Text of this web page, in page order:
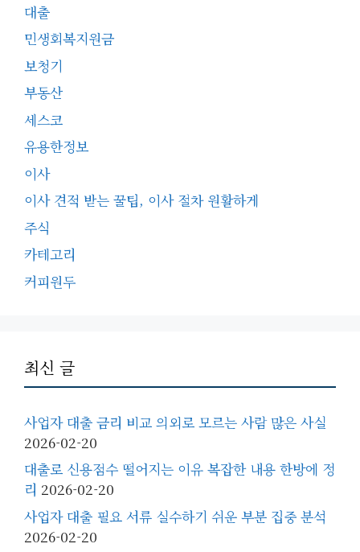
대출
민생회복지원금
보청기
부동산
세스코
유용한정보
이사
이사 견적 받는 꿀팁, 이사 절차 원활하게
주식
카테고리
커피원두
최신 글
사업자 대출 금리 비교 의외로 모르는 사람 많은 사실
2026-02-20
대출로 신용점수 떨어지는 이유 복잡한 내용 한방에 정
리 2026-02-20
사업자 대출 필요 서류 실수하기 쉬운 부분 집중 분석
2026-02-20